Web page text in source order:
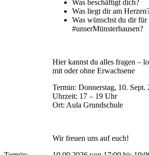
Was beschäftigt dich?
Was liegt dir am
Was wünschst du dir für
#unserMünsterhausen?
Hier kannst du alles fragen –
mit oder ohne Erwachsene
Termin: Donnerstag, 10. Sept.
Uhrzeit: 17 – 19 Uhr
Ort: Aula Grundschule
Wir freuen uns auf euch!